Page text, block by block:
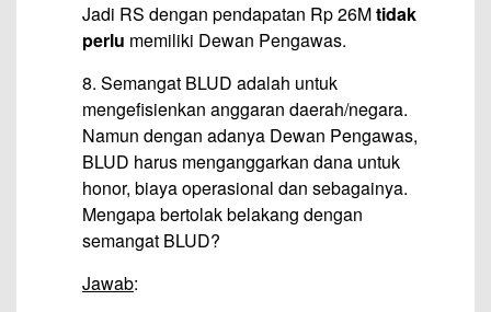
Jadi RS dengan pendapatan Rp 26Mtidak
perlu memiliki Dewan Pengawas.
8. Semangat BLUD adalah untuk
mengefisienkan anggaran daerah/negara.
Namun dengan adanya Dewan Pengawas,
BLUD harus menganggarkan dana untuk
honor, biaya operasional dan sebagainya.
Mengapa bertolak belakang dengan
semangat BLUD?
Jawab: